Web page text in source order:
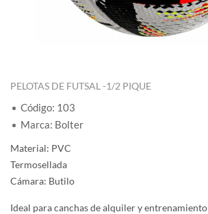
PELOTAS DE FUTSAL -1/2 PIQUE
Código: 103
Marca: Bolter
Material: PVC
Termosellada
Cámara: Butilo
Ideal para canchas de alquiler y entrenamiento